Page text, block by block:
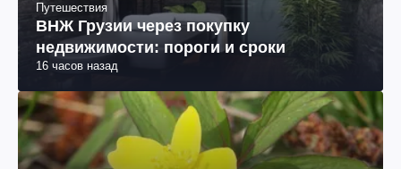
Путешествия
ВНЖ Грузии через покупку
недвижимости: пороги и сроки
16 часов назад